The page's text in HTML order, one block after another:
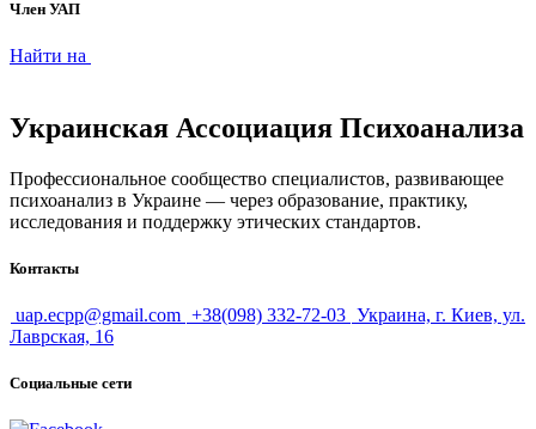
Член УАП
Найти на
Украинская Ассоциация Психоанализа
Профессиональное сообщество специалистов, развивающее
психоанализ в Украине — через образование, практику,
исследования и поддержку этических стандартов.
Контакты
uap.ecpp@gmail.com +38(098) 332-72-03 Украина, г. Киев, ул.
Лаврская, 16
Социальные сети